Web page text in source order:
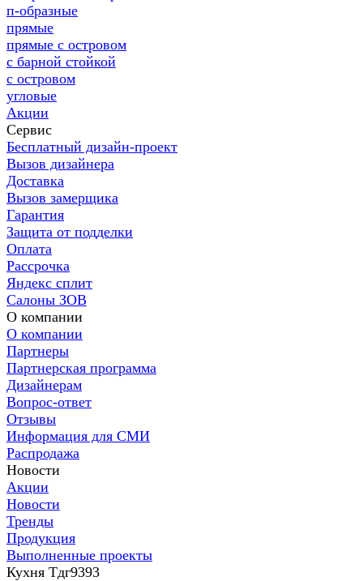
п-образные
прямые
прямые с островом
с барной стойкой
с островом
угловые
Акции
Сервис
Бесплатный дизайн-проект
Вызов дизайнера
Доставка
Вызов замерщика
Гарантия
Защита от подделки
Оплата
Рассрочка
Яндекс сплит
Салоны ЗОВ
О компании
О компании
Партнеры
Партнерская программа
Дизайнерам
Вопрос-ответ
Отзывы
Информация для СМИ
Распродажа
Новости
Акции
Новости
Тренды
Продукция
Выполненные проекты
Кухня Тдг9393